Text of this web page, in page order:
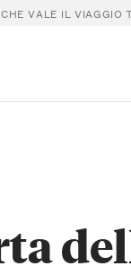
VALE IL VIAGGIO